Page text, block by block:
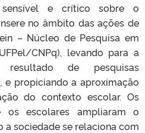
e crítico sobre o
no âmbito das ações de
– Núcleo de Pesquisa em
CNPq), levando para a
de pesquisas
e propiciando a aproximação
do contexto escolar. Os
os escolares ampliaram o
sociedade se relaciona com